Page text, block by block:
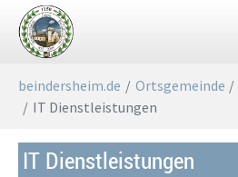
beindersheim.de Ortsgemeinde
IT Dienstleistungen
IT Dienstleistungen